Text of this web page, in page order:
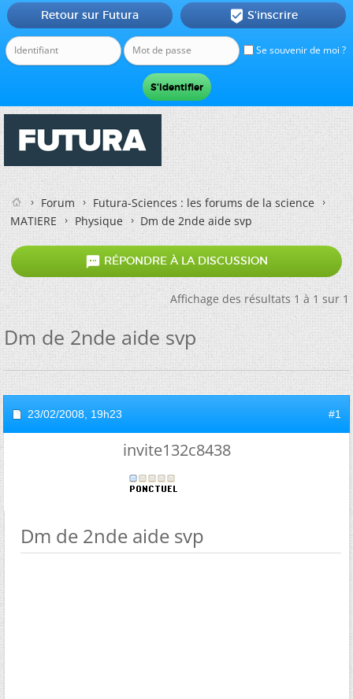
Se souvenir de moi ?
Retour sur Futura  S'inscrire
Forum
Futura-Sciences : les forums de la science
MATIERE
Physique Dm de 2nde aide svp
 RÉPONDRE À LA DISCUSSION
Affichage des résultats 1 à 1 sur 1
Dm de 2nde aide svp
23/02/2008, 19h23 #1
invite132c8438
Dm de 2nde aide svp